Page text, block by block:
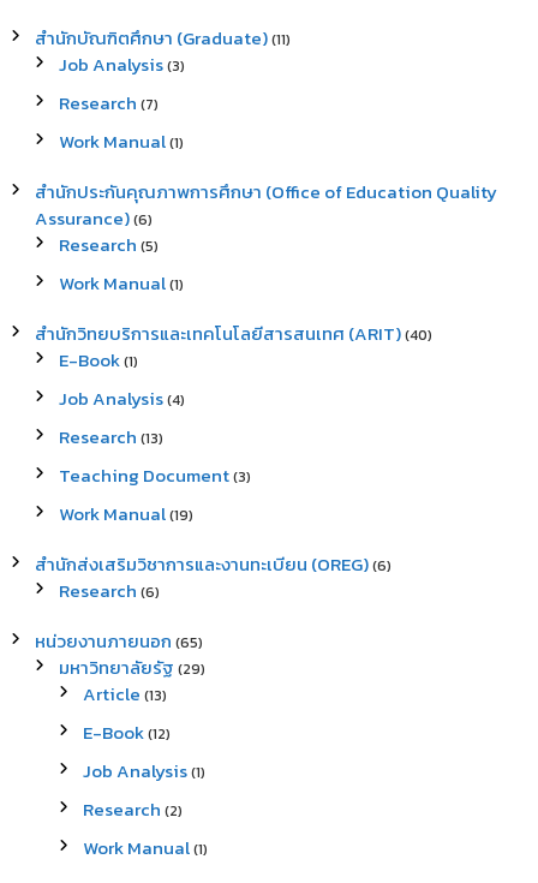
สำนักบัณฑิตศึกษา (Graduate)(11)
Job Analysis(3)
Research (7)
Work Manual(1)
สำนักประกันคุณภาพการศึกษา (Office of Education Quality
Assurance)(6)
Research (5)
Work Manual(1)
สำนักวิทยบริการและเทคโนโลยีสารสนเทศ (ARIT)(40)
E-Book(1)
Job Analysis(4)
Research (13)
Teaching Document(3)
Work Manual(19)
สำนักส่งเสริมวิชาการและงานทะเบียน (OREG)(6)
Research (6)
หน่วยงานภายนอก (65)
มหาวิทยาลัยรัฐ (29)
Article (13)
E-Book(12)
Job Analysis(1)
Research (2)
Work Manual(1)